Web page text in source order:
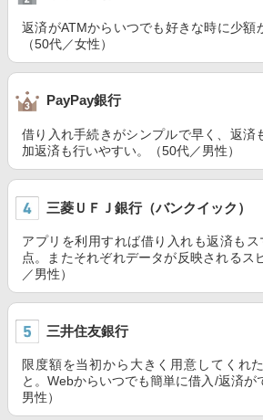
返済がATMからいつでも好きな時に少額
（50代／女性）
PayPay銀行
借り入れ手続きがシンプルで早く、返済
加返済も行いやすい。（50代／男性）
三菱ＵＦＪ銀行（バンクイック）
アプリを利用すれば借り入れも返済も
点。またそれぞれデータが反映されるス
／男性）
三井住友銀行
限度額を当初から大きく用意してくれ
と。Webからいつでも簡単に借入/返済が
男性）